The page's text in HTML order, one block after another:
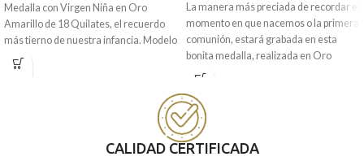
Medalla con Virgen Niña en Oro
Amarillo de 18 Quilates, el recuerdo
más tierno de nuestra infancia. Modelo
perfecto para regalar en la primera
comunión.
tiendas de Málaga y Melilla, o si lo
prefieres, encargarla online y te la
La manera más preciada de recordar el
momento en que nacemos o la primera
comunión, estará grabada en esta
bonita medalla, realizada en Oro
amarillo de 18 quilates y la imagen a
Modelo clásico y original, en forma de
lágrima, gracias a sus bordes
ligeramente tallados, que le
acompañará toda la vida. el regalo
CALIDAD CERTIFICADA